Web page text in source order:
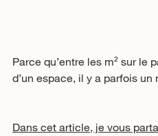
Parce qu’entre les m² sur le
d’un espace, il y a parfois un
Dans cet article, je vous